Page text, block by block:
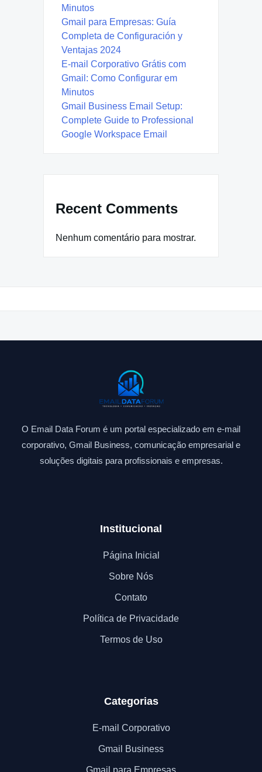
Minutos
Gmail para Empresas: Guía
Completa de Configuración y
Ventajas 2024
E-mail Corporativo Grátis com
Gmail: Como Configurar em
Minutos
Gmail Business Email Setup:
Complete Guide to Professional
Google Workspace Email
Recent Comments
Nenhum comentário para mostrar.
O Email Data Forum é um portal especializado em e-mail
corporativo, Gmail Business, comunicação empresarial e
soluções digitais para profissionais e empresas.
Institucional
Página Inicial
Sobre Nós
Contato
Política de Privacidade
Termos de Uso
Categorias
E-mail Corporativo
Gmail Business